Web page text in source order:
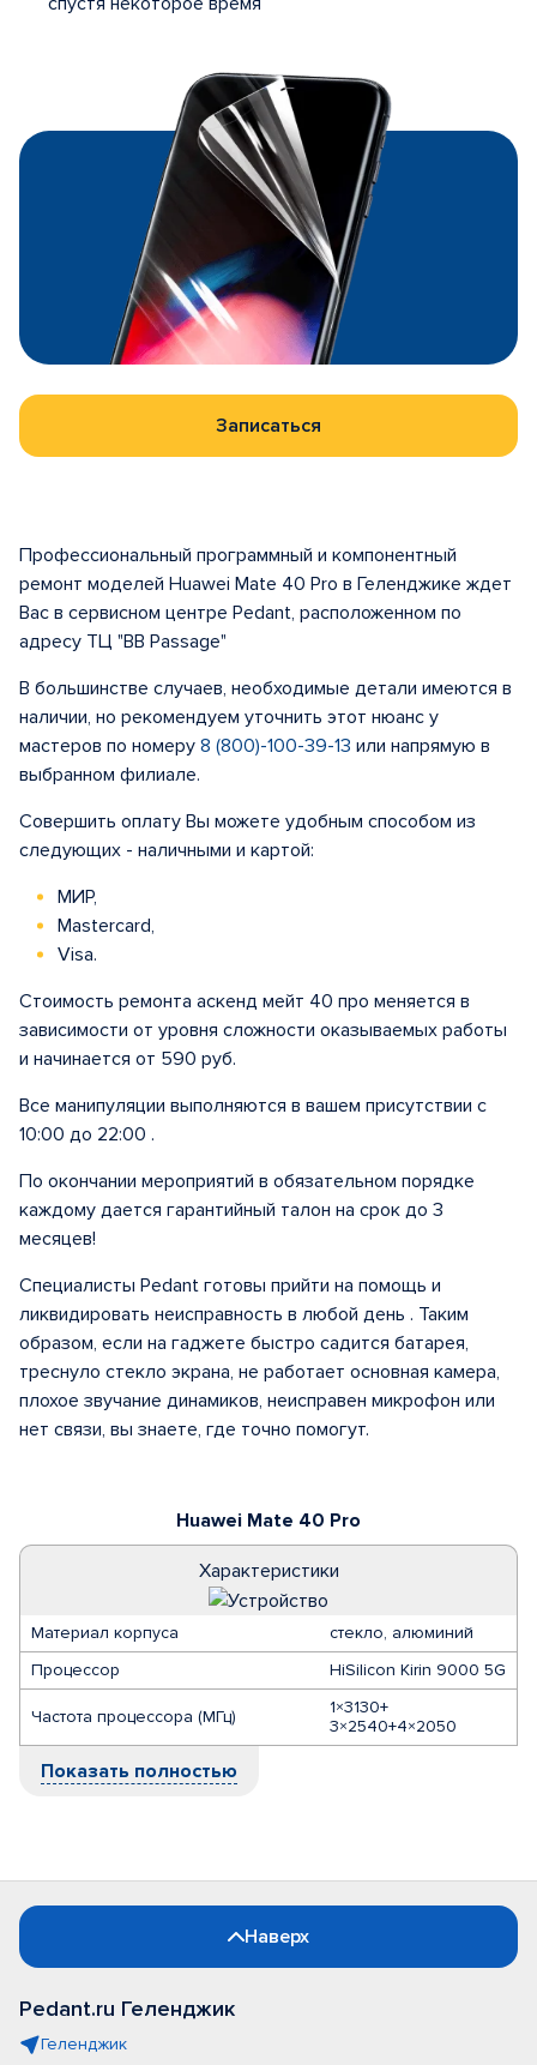
Записаться
Huawei Mate 40 Pro
Характеристики
Материал корпуса
стекло, алюминий
Процессор
HiSilicon Kirin 9000 5G
Частота процессора (МГц)
1×3130+
3×2540+4×2050
Показать полностью
Профессиональный программный и компонентный
ремонт моделей Huawei Mate 40 Pro в Геленджике ждет
Вас в сервисном центре Pedant, расположенном по
адресу ТЦ "BB Passage"
В большинстве случаев, необходимые детали имеются в
наличии, но рекомендуем уточнить этот нюанс у
мастеров по номеру 8 (800)-100-39-13 или напрямую в
выбранном филиале.
Совершить оплату Вы можете удобным способом из
следующих - наличными и картой:
МИР,
Mastercard,
Visa.
Стоимость ремонта аскенд мейт 40 про меняется в
зависимости от уровня сложности оказываемых работы
и начинается от 590 руб.
Все манипуляции выполняются в вашем присутствии с
10:00 до 22:00 .
По окончании мероприятий в обязательном порядке
каждому дается гарантийный талон на срок до 3
месяцев!
Специалисты Pedant готовы прийти на помощь и
ликвидировать неисправность в любой день . Таким
образом, если на гаджете быстро садится батарея,
треснуло стекло экрана, не работает основная камера,
плохое звучание динамиков, неисправен микрофон или
нет связи, вы знаете, где точно помогут.
Наверх
Pedant.ru Геленджик
Геленджик